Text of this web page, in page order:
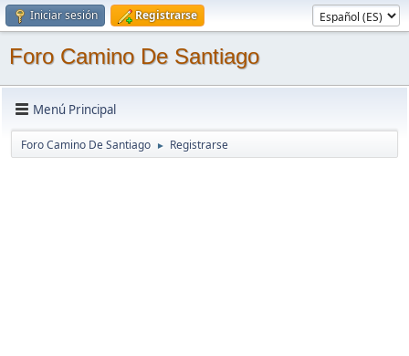
Iniciar sesión Registrarse
Foro Camino De Santiago
Menú Principal
Foro Camino De Santiago ► Registrarse